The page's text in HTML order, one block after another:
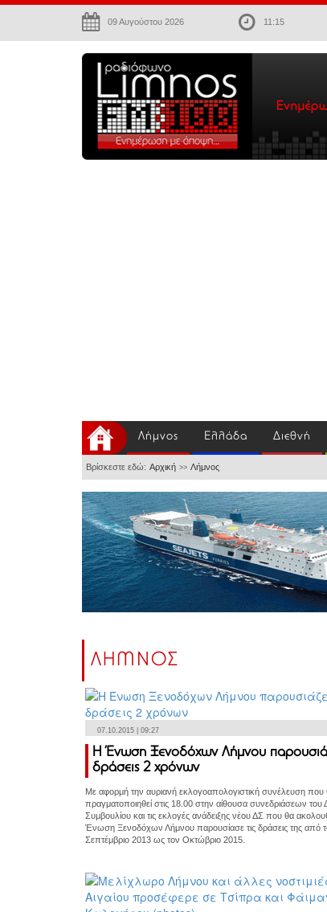
09 Αυγούστου 2026 11:15
Λήμνος Ελλάδα Διεθνή
Βρίσκεστε εδώ: Αρχική >> Λήμνος
ΛΗΜΝΟΣ
07.10.2015 | 09:27
Η Ένωση Ξενοδόχων Λήμνου
δράσεις 2 χρόνων
Με αφορμή την αυριανή εκλογοαπολογιστική συνέλευση που
πραγματοποιηθεί στις 18.00 στην αίθουσα συνεδριάσεων του
Συμβουλίου και τις εκλογές ανάδειξης νέου ΔΣ που θα
Ένωση Ξενοδόχων Λήμνου παρουσίασε τις δράσεις της από
Σεπτέμβριο 2013 ως τον Οκτώβριο 2015.